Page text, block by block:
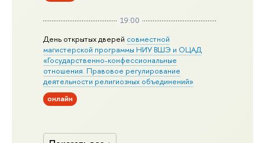
19:00
День открытых дверей совместной
магистерской программы НИУ ВШЭ и ОЦАД
«Государственно-конфессиональные
отношения. Правовое регулирование
деятельности религиозных объединений»
онлайн